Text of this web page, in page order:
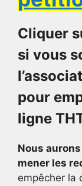
Cliquer
si vous
pour
ligne
Nous
mener les
empêcher la